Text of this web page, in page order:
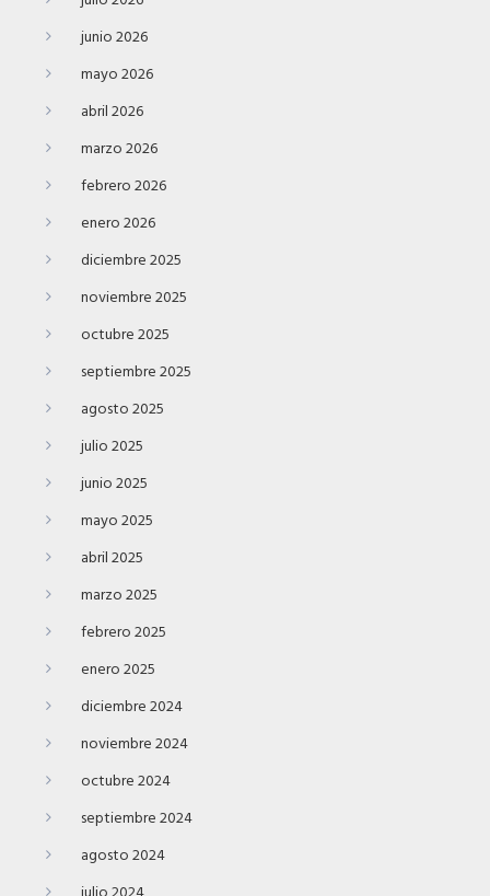
junio 2026
mayo 2026
abril 2026
marzo 2026
febrero 2026
enero 2026
diciembre 2025
noviembre 2025
octubre 2025
septiembre 2025
agosto 2025
julio 2025
junio 2025
mayo 2025
abril 2025
marzo 2025
febrero 2025
enero 2025
diciembre 2024
noviembre 2024
octubre 2024
septiembre 2024
agosto 2024